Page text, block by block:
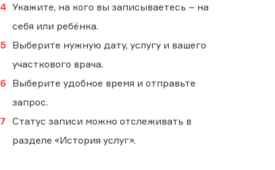
Укажите, на кого вы записываетесь – на
себя или ребёнка.
Выберите нужную дату, услугу и вашего
участкового врача.
Выберите удобное время и отправьте
запрос.
Статус записи можно отслеживать в
разделе «История услуг».